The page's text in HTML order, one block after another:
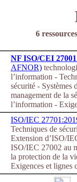
6
NF ISO/CEI 27001
AFNOR)
l’information -
sécurité - Systèmes
management de la
l’information -
ISO/IEC
Techniques de
Extension d’ISO/
ISO/IEC 27002 au
la protection de la
Exigences et lignes